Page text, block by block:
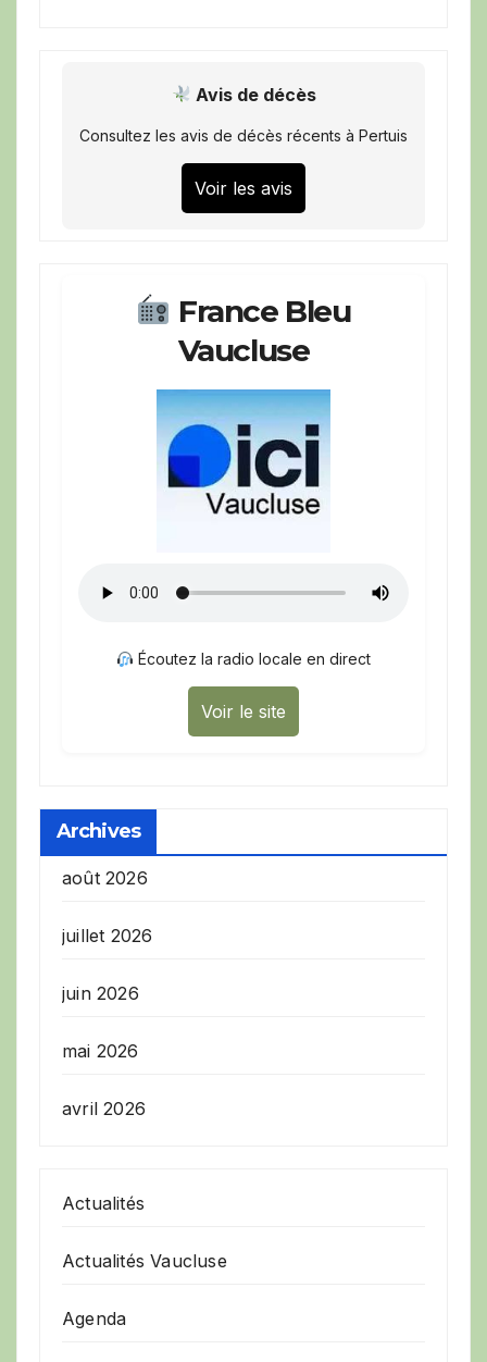
Avis de décès
Consultez les avis de décès récents à Pertuis
Voir les avis
France Bleu
Vaucluse
Écoutez la radio locale en direct
Voir le site
Archives
août 2026
juillet 2026
juin 2026
mai 2026
avril 2026
Actualités
Actualités Vaucluse
Agenda